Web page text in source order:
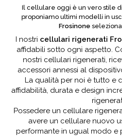
Il cellulare oggi è un vero stile
proponiamo ultimi modelli in
Frosinone
I nostri cellulari rigenerati
affidabili sotto ogni aspetto.
nostri cellulari rigenerati,
accessori annessi al
La qualità per noi è tutto e
affidabilità, durata e design
Possedere un cellulare
avere un cellulare nuovo
performante in ugual modo e